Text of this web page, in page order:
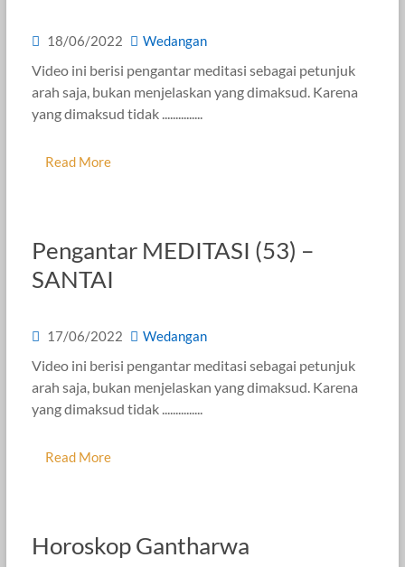
18/06/2022 Wedangan
Video ini berisi pengantar meditasi sebagai petunjuk
arah saja, bukan menjelaskan yang dimaksud. Karena
yang dimaksud tidak ...............
Read More
Pengantar MEDITASI (53) –
SANTAI
17/06/2022 Wedangan
Video ini berisi pengantar meditasi sebagai petunjuk
arah saja, bukan menjelaskan yang dimaksud. Karena
yang dimaksud tidak ...............
Read More
Horoskop Gantharwa